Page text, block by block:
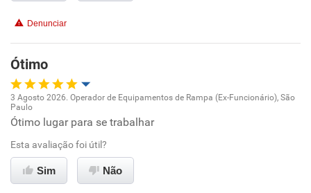
Recomenda a diretoria
Denunciar
Ótimo
Oportunidade de promoção
Ambiente de trabalho
Conciliação com a vida familiar
3 Agosto 2026. Operador de Equipamentos de Rampa (Ex-Funcionário), São
Paulo
Ótimo lugar para se trabalhar
Esta avaliação foi útil?
Sim Não